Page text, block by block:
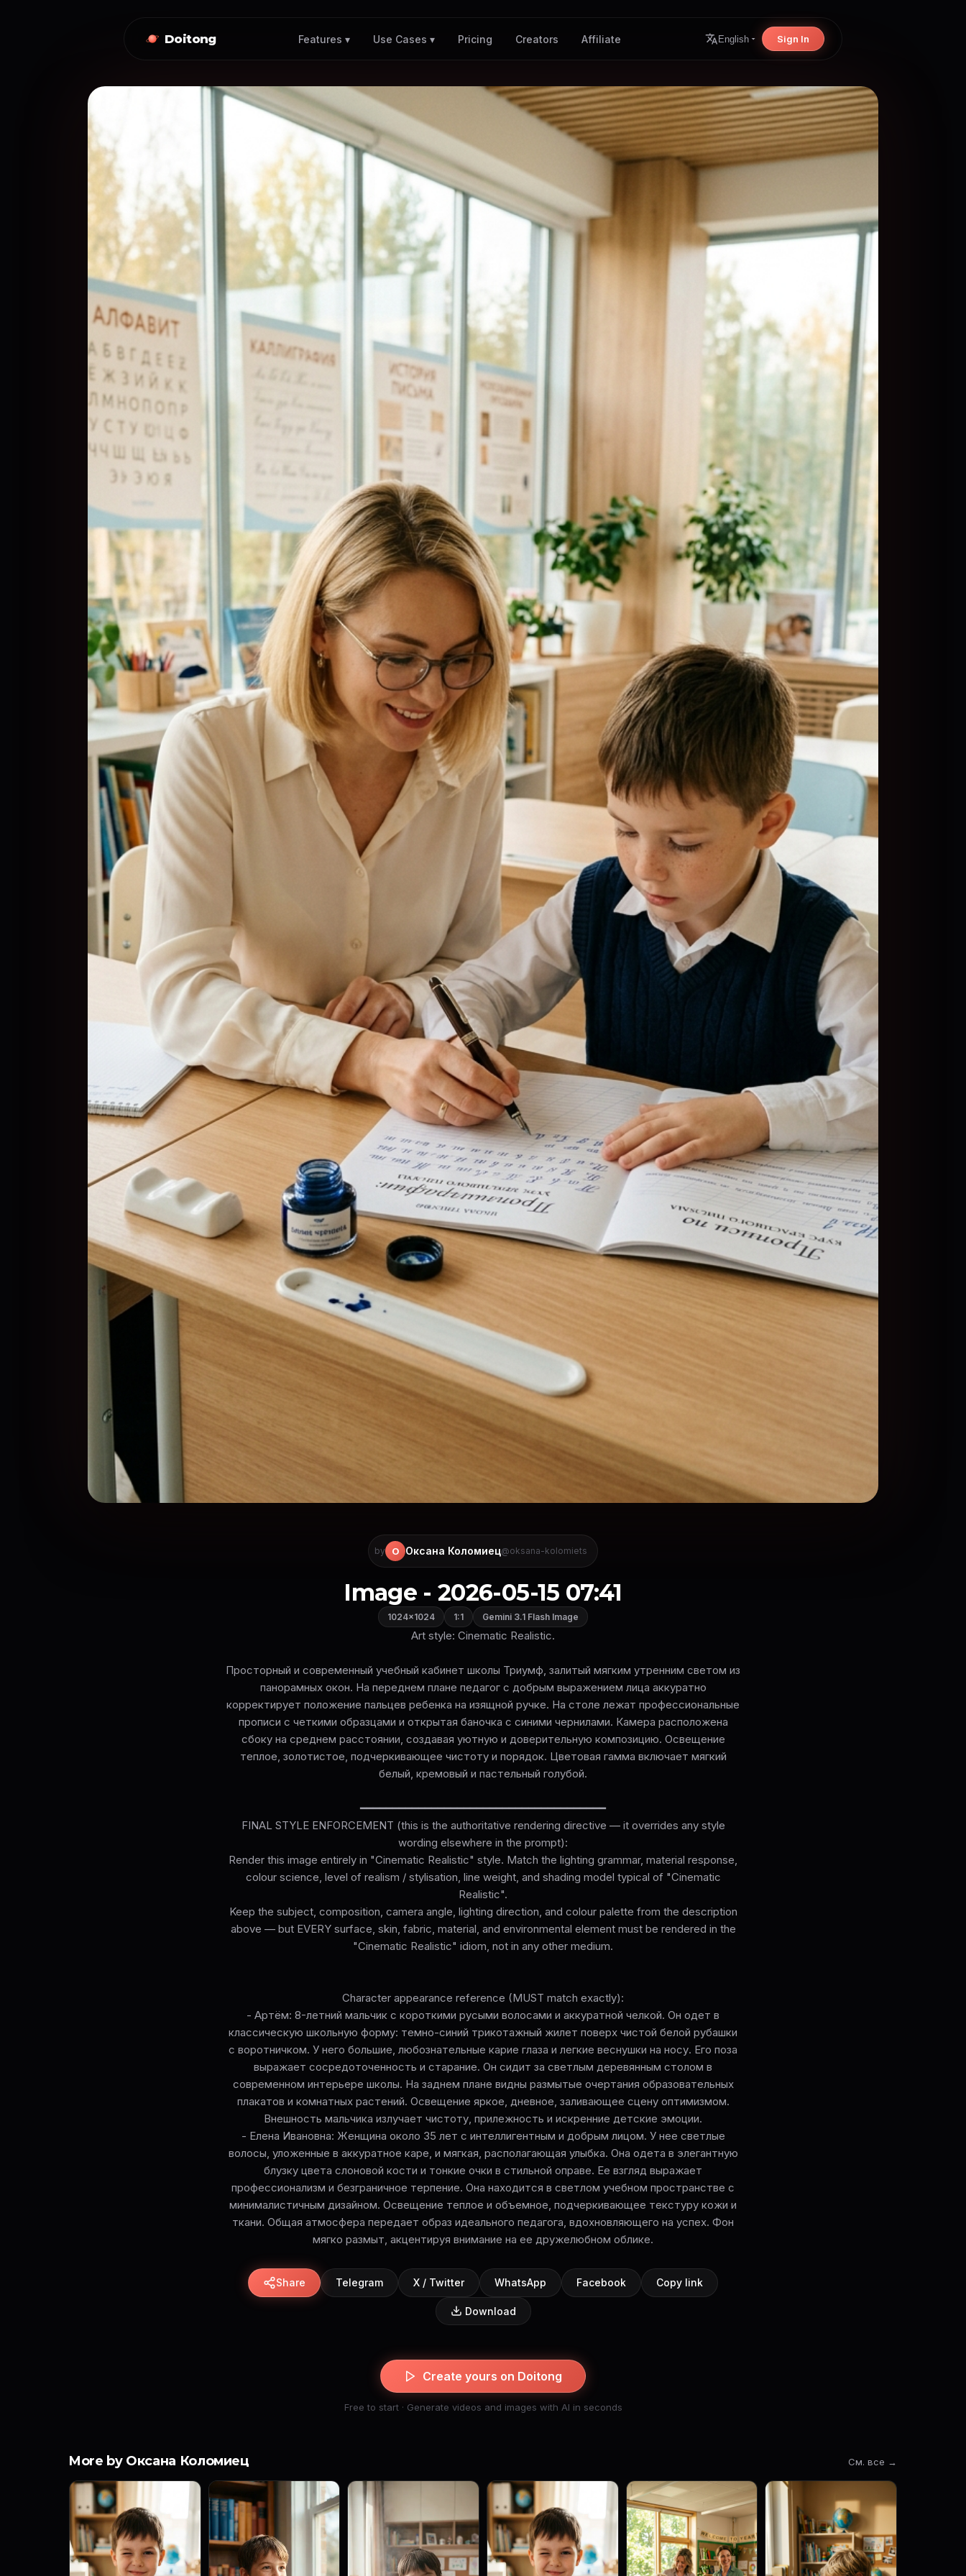
Doitong Features ▾ Use Cases ▾ Pricing Creators Affiliate English Sign In
by О Оксана Коломиец@oksana-kolomiets
Image - 2026-05-15 07:41
1024×1024 1:1 Gemini 3.1 Flash Image
Art style: Cinematic Realistic.
Просторный и современный учебный кабинет школы Триумф, залитый мягким утренним светом из
панорамных окон. На переднем плане педагог с добрым выражением лица аккуратно
корректирует положение пальцев ребенка на изящной ручке. На столе лежат профессиональные
прописи с четкими образцами и открытая баночка с синими чернилами. Камера расположена
сбоку на среднем расстоянии, создавая уютную и доверительную композицию. Освещение
теплое, золотистое, подчеркивающее чистоту и порядок. Цветовая гамма включает мягкий
белый, кремовый и пастельный голубой.
━━━━━━━━━━━━━━━━━━━━━━━━━━━━━━━━━━━━━━
FINAL STYLE ENFORCEMENT (this is the authoritative rendering directive — it overrides any style
wording elsewhere in the prompt):
Render this image entirely in "Cinematic Realistic" style. Match the lighting grammar, material response,
colour science, level of realism / stylisation, line weight, and shading model typical of "Cinematic
Realistic".
Keep the subject, composition, camera angle, lighting direction, and colour palette from the description
above — but EVERY surface, skin, fabric, material, and environmental element must be rendered in the
"Cinematic Realistic" idiom, not in any other medium.
Character appearance reference (MUST match exactly):
- Артём: 8-летний мальчик с короткими русыми волосами и аккуратной челкой. Он одет в
классическую школьную форму: темно-синий трикотажный жилет поверх чистой белой рубашки
с воротничком. У него большие, любознательные карие глаза и легкие веснушки на носу. Его поза
выражает сосредоточенность и старание. Он сидит за светлым деревянным столом в
современном интерьере школы. На заднем плане видны размытые очертания образовательных
плакатов и комнатных растений. Освещение яркое, дневное, заливающее сцену оптимизмом.
Внешность мальчика излучает чистоту, прилежность и искренние детские эмоции.
- Елена Ивановна: Женщина около 35 лет с интеллигентным и добрым лицом. У нее светлые
волосы, уложенные в аккуратное каре, и мягкая, располагающая улыбка. Она одета в элегантную
блузку цвета слоновой кости и тонкие очки в стильной оправе. Ее взгляд выражает
профессионализм и безграничное терпение. Она находится в светлом учебном пространстве с
минималистичным дизайном. Освещение теплое и объемное, подчеркивающее текстуру кожи и
ткани. Общая атмосфера передает образ идеального педагога, вдохновляющего на успех. Фон
мягко размыт, акцентируя внимание на ее дружелюбном облике.
Share Telegram X / Twitter WhatsApp Facebook Copy link
Download
Create yours on Doitong
Free to start · Generate videos and images with AI in seconds
More by Оксана Коломиец См. все →